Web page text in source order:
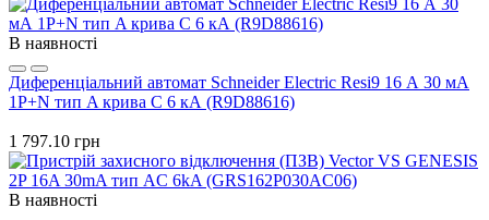
В наявності
Диференціальний автомат Schneider Electric Resi9 16 А 30 мА
1P+N тип A крива C 6 кА (R9D88616)
1 797.10 грн
В наявності